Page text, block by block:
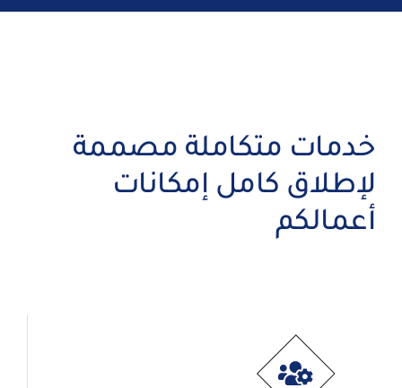
خدمات متكاملة مصممة
لإطلاق كامل إمكانات
أعمالكم